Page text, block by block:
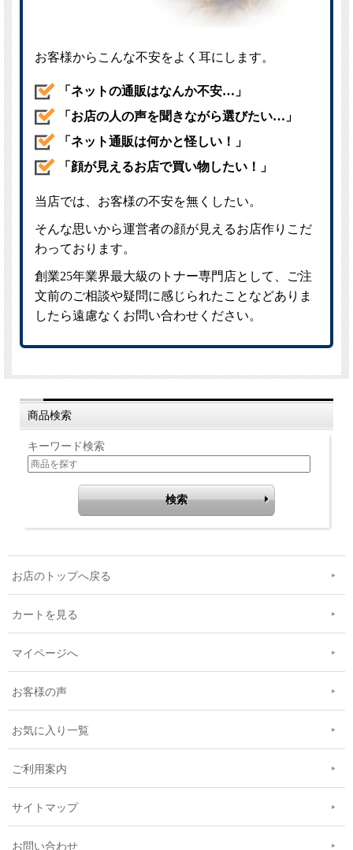
商品検索
キーワード検索
お店のトップへ戻る
カートを見る
マイページへ
お客様の声
お気に入り一覧
ご利用案内
サイトマップ
お問い合わせ